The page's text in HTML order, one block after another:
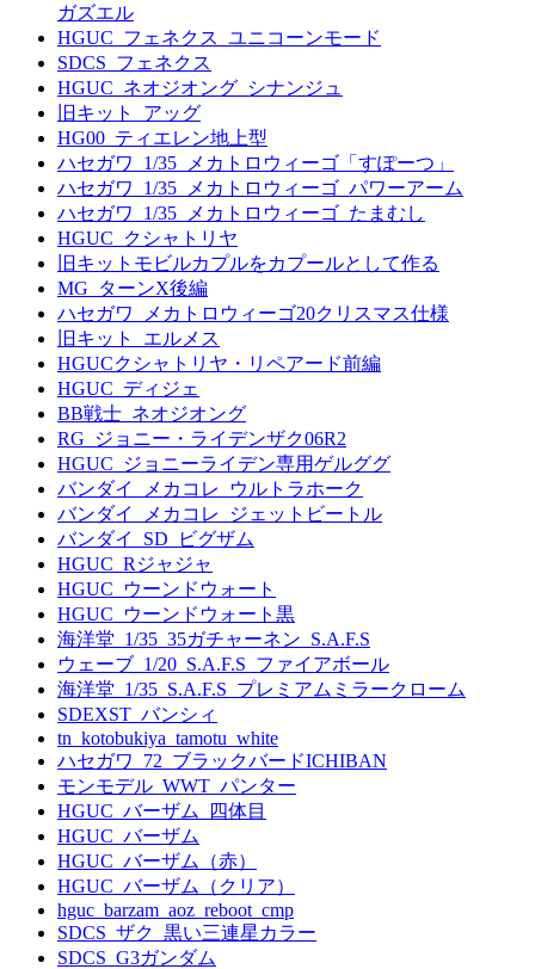
ガズエル
HGUC_フェネクス_ユニコーンモード
SDCS_フェネクス
HGUC_ネオジオング_シナンジュ
旧キット_アッグ
HG00_ティエレン地上型
ハセガワ_1/35_メカトロウィーゴ「すぽーつ」
ハセガワ_1/35_メカトロウィーゴ_パワーアーム
ハセガワ_1/35_メカトロウィーゴ_たまむし
HGUC_クシャトリヤ
旧キットモビルカプルをカプールとして作る
MG_ターンX後編
ハセガワ_メカトロウィーゴ20クリスマス仕様
旧キット_エルメス
HGUCクシャトリヤ・リペアード前編
HGUC_ディジェ
BB戦士_ネオジオング
RG_ジョニー・ライデンザク06R2
HGUC_ジョニーライデン専用ゲルググ
バンダイ_メカコレ_ウルトラホーク
バンダイ_メカコレ_ジェットビートル
バンダイ_SD_ビグザム
HGUC_Rジャジャ
HGUC_ウーンドウォート
HGUC_ウーンドウォート黒
海洋堂_1/35_35ガチャーネン_S.A.F.S
ウェーブ_1/20_S.A.F.S_ファイアボール
海洋堂_1/35_S.A.F.S_プレミアムミラークローム
SDEXST_バンシィ
tn_kotobukiya_tamotu_white
ハセガワ_72_ブラックバードICHIBAN
モンモデル_WWT_パンター
HGUC_バーザム_四体目
HGUC_バーザム
HGUC_バーザム（赤）
HGUC_バーザム（クリア）
hguc_barzam_aoz_reboot_cmp
SDCS_ザク_黒い三連星カラー
SDCS_G3ガンダム